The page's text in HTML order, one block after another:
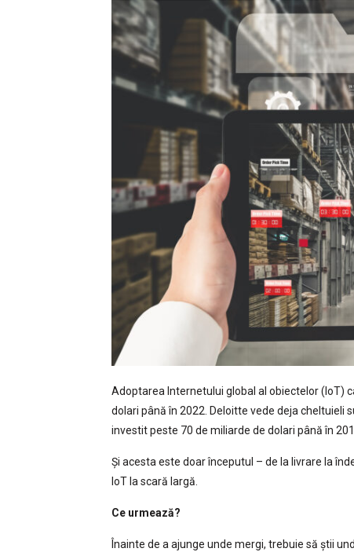
Adoptarea Internetului global al obiectelor (IoT)
dolari până în 2022. Deloitte vede deja
investit peste 70 de miliarde de dolari până în
Și acesta este doar începutul – de la livrare la
IoT la scară largă.
Ce urmează?
Înainte de a ajunge unde mergi, trebuie să știi